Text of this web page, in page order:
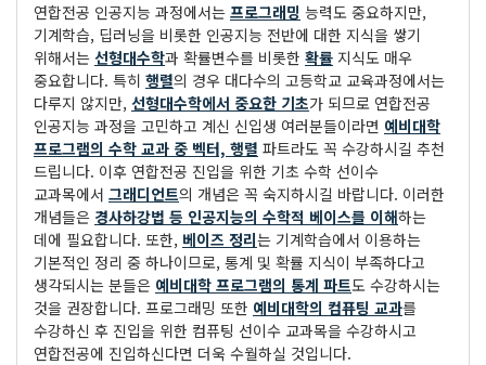
연합전공 인공지능 과정에서는 프로그래밍 능력도 중요하지만,
기계학습, 딥러닝을 비롯한 인공지능 전반에 대한 지식을 쌓기
위해서는 선형대수학과 확률변수를 비롯한 확률 지식도 매우
중요합니다. 특히 행렬의 경우 대다수의 고등학교 교육과정에서는
다루지 않지만, 선형대수학에서 중요한 기초가 되므로 연합전공
인공지능 과정을 고민하고 계신 신입생 여러분들이라면 예비대학
프로그램의 수학 교과 중 벡터, 행렬 파트라도 꼭 수강하시길 추천
드립니다. 이후 연합전공 진입을 위한 기초 수학 선이수
교과목에서 그래디언트의 개념은 꼭 숙지하시길 바랍니다. 이러한
개념들은 경사하강법 등 인공지능의 수학적 베이스를 이해하는
데에 필요합니다. 또한, 베이즈 정리는 기계학습에서 이용하는
기본적인 정리 중 하나이므로, 통계 및 확률 지식이 부족하다고
생각되시는 분들은 예비대학 프로그램의 통계 파트도 수강하시는
것을 권장합니다. 프로그래밍 또한 예비대학의 컴퓨팅 교과를
수강하신 후 진입을 위한 컴퓨팅 선이수 교과목을 수강하시고
연합전공에 진입하신다면 더욱 수월하실 것입니다.